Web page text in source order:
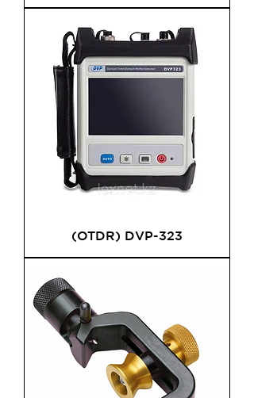
(OTDR) DVP-323